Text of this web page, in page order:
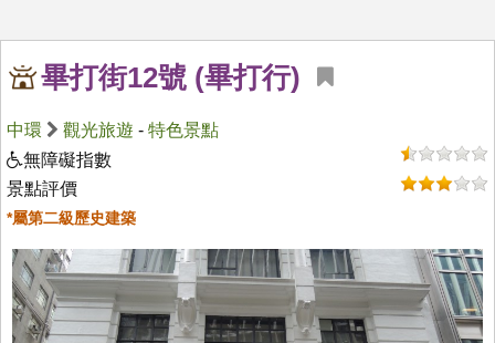
畢打街12號 (畢打行)
中環 觀光旅遊 - 特色景點
無障礙指數
景點評價
*屬第二級歷史建築